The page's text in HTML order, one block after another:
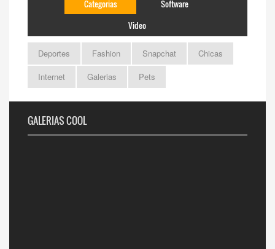
Categorias
Software
Video
Deportes Fashion Snapchat
Chicas
Internet
Galerias Pets
GALERIAS COOL